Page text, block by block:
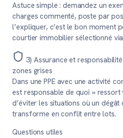
Astuce simple : demandez un
charges commenté, poste par
l’expliquer, c’est le bon moment
courtier immobilier sélectionné
3) Assurance et
zones grises
Dans une PPE avec une activité
est responsable de quoi »
d’éviter les situations où un dégât
transforme en conflit entre lots.
Questions utiles